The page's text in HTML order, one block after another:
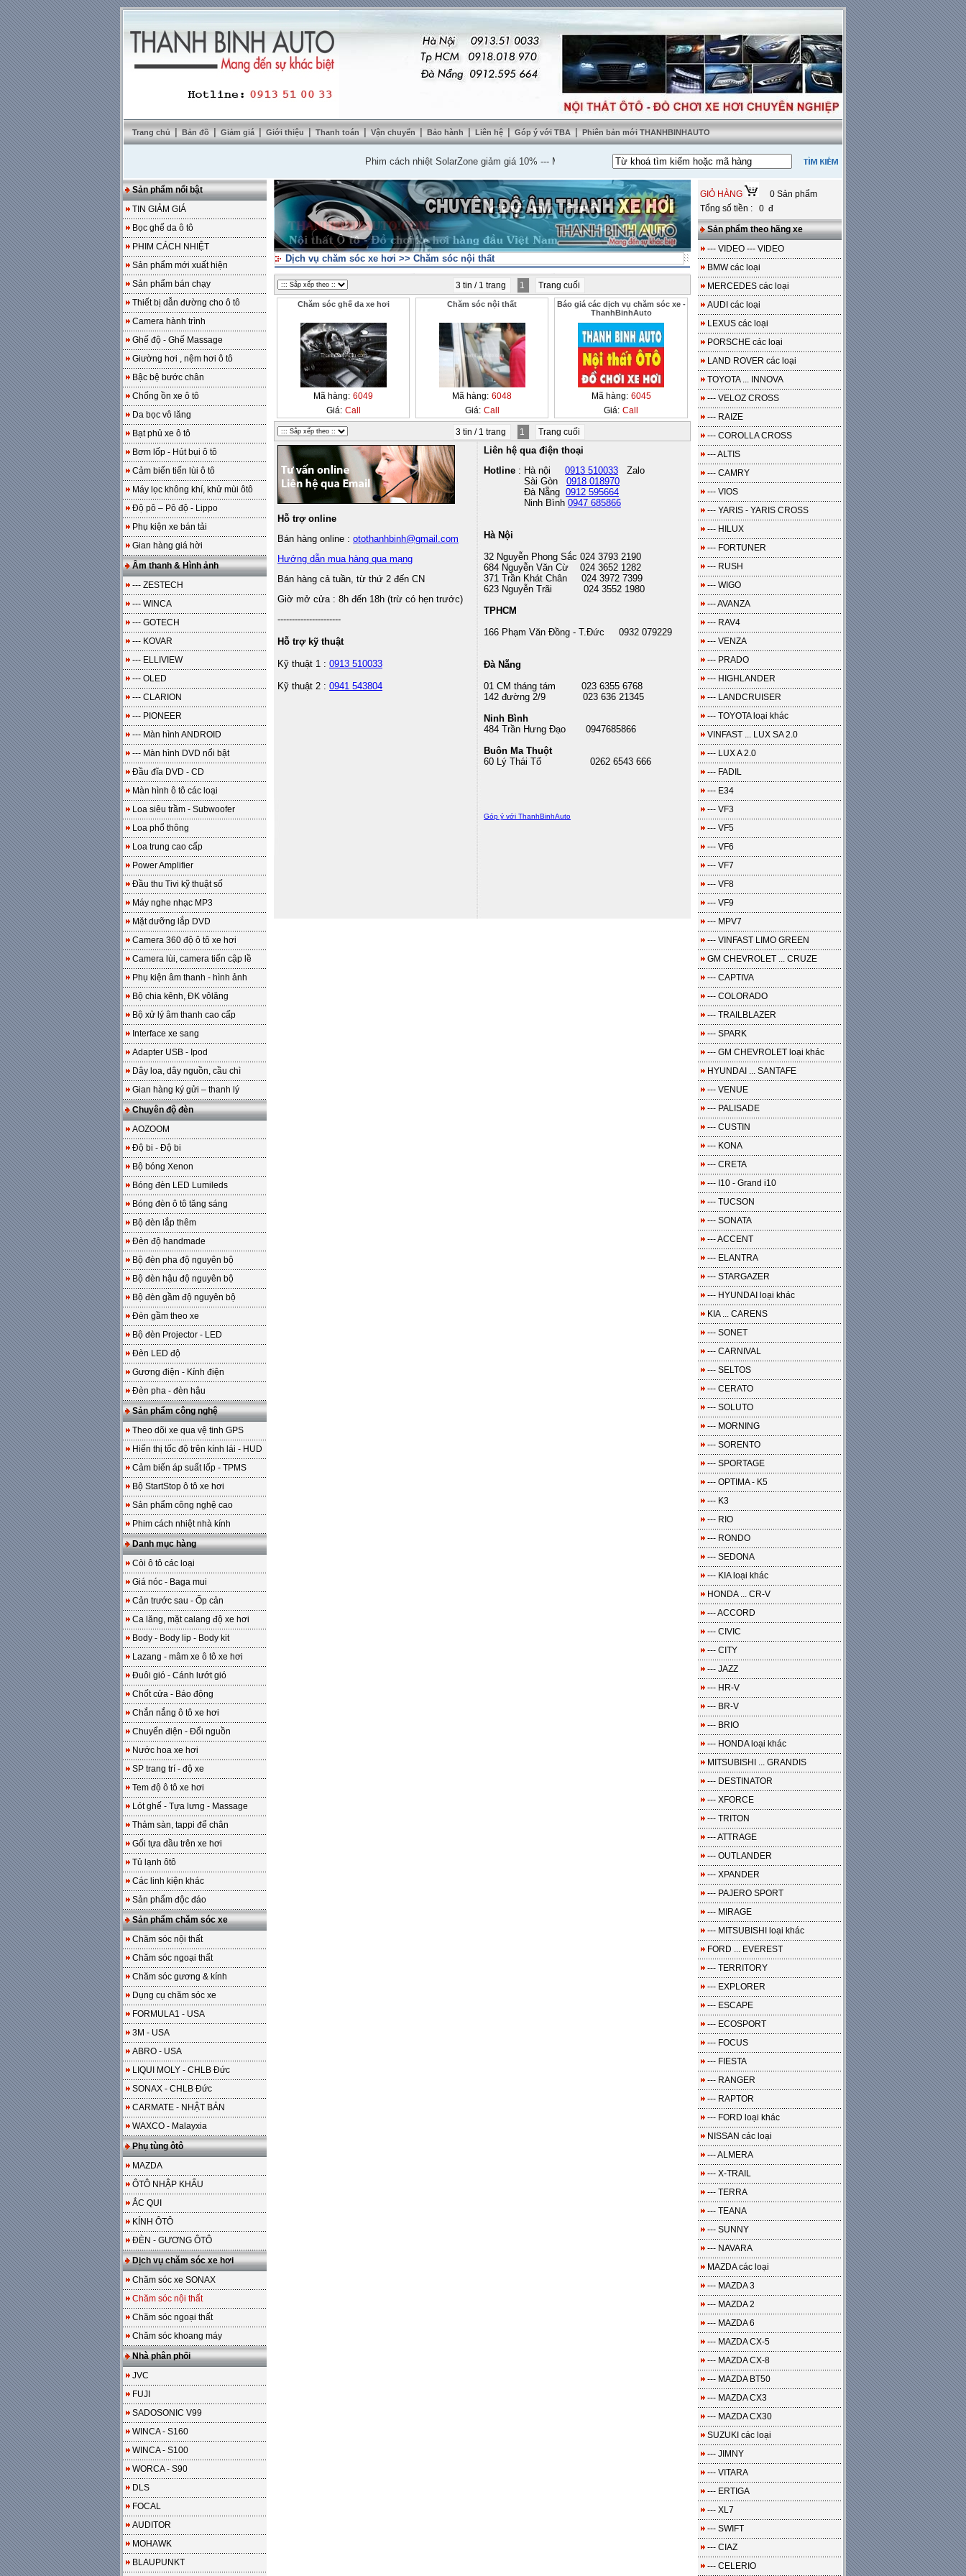
Trang chủ | Bản đồ | Giảm giá | Giới thiệu | Thanh toán | Vận chuyển | Bảo hành | Liên hệ | Góp ý với TBA | Phiên bản mới THANHBINHAUTO
Phim cách nhiệt SolarZone giảm giá 10%---Mua DVD tặng camera lùi cao cấp ---Lắp nệm ghế da thật tặng sàn da---Miễn phí 100% công lắp đặt
Sản phẩm nổi bật
TIN GIẢM GIÁ
Bọc ghế da ô tô
PHIM CÁCH NHIỆT
Sản phẩm mới xuất hiện
Sản phẩm bán chạy
Thiết bị dẫn đường cho ô tô
Camera hành trình
Ghế độ - Ghế Massage
Giường hơi , nệm hơi ô tô
Bậc bệ bước chân
Chống ồn xe ô tô
Da bọc vô lăng
Bạt phủ xe ô tô
Bơm lốp - Hút bụi ô tô
Cảm biến tiến lùi ô tô
Máy lọc không khí, khử mùi ôtô
Độ pô – Pô độ - Lippo
Phụ kiện xe bán tải
Gian hàng giá hời
Âm thanh & Hình ảnh
--- ZESTECH
--- WINCA
--- GOTECH
--- KOVAR
--- ELLIVIEW
--- OLED
--- CLARION
--- PIONEER
--- Màn hình ANDROID
--- Màn hình DVD nổi bật
Đầu đĩa DVD - CD
Màn hình ô tô các loại
Loa siêu trầm - Subwoofer
Loa phổ thông
Loa trung cao cấp
Power Amplifier
Đầu thu Tivi kỹ thuật số
Máy nghe nhạc MP3
Mặt dưỡng lắp DVD
Camera 360 độ ô tô xe hơi
Camera lùi, camera tiến cập lề
Phụ kiện âm thanh - hình ảnh
Bộ chia kênh, ĐK vôlăng
Bộ xử lý âm thanh cao cấp
Interface xe sang
Adapter USB - Ipod
Dây loa, dây nguồn, cầu chì
Gian hàng ký gửi – thanh lý
Chuyên độ đèn
AOZOOM
Độ bi - Độ bi
Bộ bóng Xenon
Bóng đèn LED Lumileds
Bóng đèn ô tô tăng sáng
Bộ đèn lắp thêm
Đèn độ handmade
Bộ đèn pha độ nguyên bộ
Bộ đèn hậu độ nguyên bộ
Bộ đèn gầm độ nguyên bộ
Đèn gầm theo xe
Bộ đèn Projector - LED
Đèn LED độ
Gương điện - Kính điện
Đèn pha - đèn hậu
Sản phẩm công nghệ
Theo dõi xe qua vệ tinh GPS
Hiển thị tốc độ trên kính lái - HUD
Cảm biến áp suất lốp - TPMS
Bộ StartStop ô tô xe hơi
Sản phẩm công nghệ cao
Phim cách nhiệt nhà kính
Danh mục hàng
Còi ô tô các loại
Giá nóc - Baga mui
Cản trước sau - Ốp cản
Ca lăng, mặt calang độ xe hơi
Body - Body lip - Body kit
Lazang - mâm xe ô tô xe hơi
Đuôi gió - Cánh lướt gió
Chốt cửa - Báo động
Chắn nắng ô tô xe hơi
Chuyển điện - Đổi nguồn
Nước hoa xe hơi
SP trang trí - độ xe
Tem độ ô tô xe hơi
Lót ghế - Tựa lưng - Massage
Thảm sàn, tappi để chân
Gối tựa đầu trên xe hơi
Tủ lạnh ôtô
Các linh kiện khác
Sản phẩm độc đáo
Sản phẩm chăm sóc xe
Chăm sóc nội thất
Chăm sóc ngoại thất
Chăm sóc gương & kính
Dụng cụ chăm sóc xe
FORMULA1 - USA
3M - USA
ABRO - USA
LIQUI MOLY - CHLB Đức
SONAX - CHLB Đức
CARMATE - NHẬT BẢN
WAXCO - Malayxia
Phụ tùng ôtô
MAZDA
ÔTÔ NHẬP KHẨU
ẮC QUI
KÍNH ÔTÔ
ĐÈN - GƯƠNG ÔTÔ
Dịch vụ chăm sóc xe hơi
Chăm sóc xe SONAX
Chăm sóc nội thất
Chăm sóc ngoại thất
Chăm sóc khoang máy
Nhà phân phối
JVC
FUJI
SADOSONIC V99
WINCA - S160
WINCA - S100
WORCA - S90
DLS
FOCAL
AUDITOR
MOHAWK
BLAUPUNKT
Dịch vụ chăm sóc xe hơi >> Chăm sóc nội thất
3 tin / 1 trang 1 Trang cuối
Chăm sóc ghế da xe hơi
Mã hàng: 6049
Giá: Call
Chăm sóc nội thất
Mã hàng: 6048
Giá: Call
Báo giá các dịch vụ chăm sóc xe -
ThanhBinhAuto
Mã hàng: 6045
Giá: Call
3 tin / 1 trang 1 Trang cuối
Hỗ trợ online
Bán hàng online : otothanhbinh@gmail.com
Hướng dẫn mua hàng qua mạng
Bán hàng cả tuần, từ thứ 2 đến CN
Giờ mở cửa : 8h đến 18h (trừ có hẹn trước)
----------------------
Hỗ trợ kỹ thuật
Kỹ thuật 1 : 0913 510033
Kỹ thuật 2 : 0941 543804
Liên hệ qua điện thoại
Hotline : Hà nội 0913 510033 Zalo
Sài Gòn 0918 018970
Đà Nẵng 0912 595664
Ninh Bình 0947 685866
Hà Nội
32 Nguyễn Phong Sắc 024 3793 2190
684 Nguyễn Văn Cừ 024 3652 1282
371 Trần Khát Chân 024 3972 7399
623 Nguyễn Trãi 024 3552 1980
TPHCM
166 Phạm Văn Đồng - T.Đức 0932 079229
Đà Nẵng
01 CM tháng tám 023 6355 6768
142 đường 2/9 023 636 21345
Ninh Bình
484 Trần Hưng Đạo 0947685866
Buôn Ma Thuột
60 Lý Thái Tổ 0262 6543 666
Góp ý với ThanhBinhAuto
GIỎ HÀNG
0 Sản phẩm
Tổng số tiền : 0 đ
Sản phẩm theo hãng xe
--- VIDEO --- VIDEO
BMW các loại
MERCEDES các loại
AUDI các loại
LEXUS các loại
PORSCHE các loại
LAND ROVER các loại
TOYOTA ... INNOVA
--- VELOZ CROSS
--- RAIZE
--- COROLLA CROSS
--- ALTIS
--- CAMRY
--- VIOS
--- YARIS - YARIS CROSS
--- HILUX
--- FORTUNER
--- RUSH
--- WIGO
--- AVANZA
--- RAV4
--- VENZA
--- PRADO
--- HIGHLANDER
--- LANDCRUISER
--- TOYOTA loại khác
VINFAST ... LUX SA 2.0
--- LUX A 2.0
--- FADIL
--- E34
--- VF3
--- VF5
--- VF6
--- VF7
--- VF8
--- VF9
--- MPV7
--- VINFAST LIMO GREEN
GM CHEVROLET ... CRUZE
--- CAPTIVA
--- COLORADO
--- TRAILBLAZER
--- SPARK
--- GM CHEVROLET loại khác
HYUNDAI ... SANTAFE
--- VENUE
--- PALISADE
--- CUSTIN
--- KONA
--- CRETA
--- I10 - Grand i10
--- TUCSON
--- SONATA
--- ACCENT
--- ELANTRA
--- STARGAZER
--- HYUNDAI loại khác
KIA ... CARENS
--- SONET
--- CARNIVAL
--- SELTOS
--- CERATO
--- SOLUTO
--- MORNING
--- SORENTO
--- SPORTAGE
--- OPTIMA - K5
--- K3
--- RIO
--- RONDO
--- SEDONA
--- KIA loại khác
HONDA ... CR-V
--- ACCORD
--- CIVIC
--- CITY
--- JAZZ
--- HR-V
--- BR-V
--- BRIO
--- HONDA loại khác
MITSUBISHI ... GRANDIS
--- DESTINATOR
--- XFORCE
--- TRITON
--- ATTRAGE
--- OUTLANDER
--- XPANDER
--- PAJERO SPORT
--- MIRAGE
--- MITSUBISHI loại khác
FORD ... EVEREST
--- TERRITORY
--- EXPLORER
--- ESCAPE
--- ECOSPORT
--- FOCUS
--- FIESTA
--- RANGER
--- RAPTOR
--- FORD loại khác
NISSAN các loại
--- ALMERA
--- X-TRAIL
--- TERRA
--- TEANA
--- SUNNY
--- NAVARA
MAZDA các loại
--- MAZDA 3
--- MAZDA 2
--- MAZDA 6
--- MAZDA CX-5
--- MAZDA CX-8
--- MAZDA BT50
--- MAZDA CX3
--- MAZDA CX30
SUZUKI các loại
--- JIMNY
--- VITARA
--- ERTIGA
--- XL7
--- SWIFT
--- CIAZ
--- CELERIO